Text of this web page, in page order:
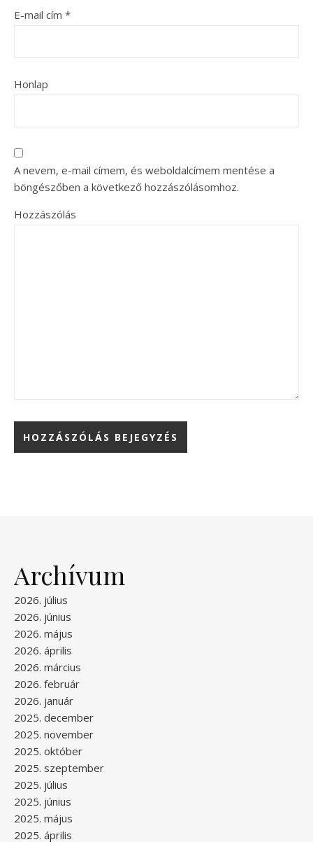
E-mail cím *
Honlap
A nevem, e-mail címem, és weboldalcímem mentése a
böngészőben a következő hozzászólásomhoz.
Hozzászólás
Archívum
2026. július
2026. június
2026. május
2026. április
2026. március
2026. február
2026. január
2025. december
2025. november
2025. október
2025. szeptember
2025. július
2025. június
2025. május
2025. április